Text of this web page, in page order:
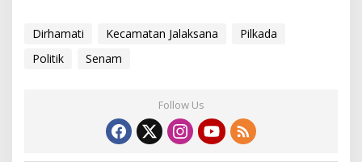
Dirhamati Kecamatan Jalaksana
Pilkada
Politik
Senam
Follow Us